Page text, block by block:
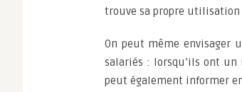
trouve sa propre utilisation
On peut même envisager
salariés : lorsqu’ils ont un
peut également informer